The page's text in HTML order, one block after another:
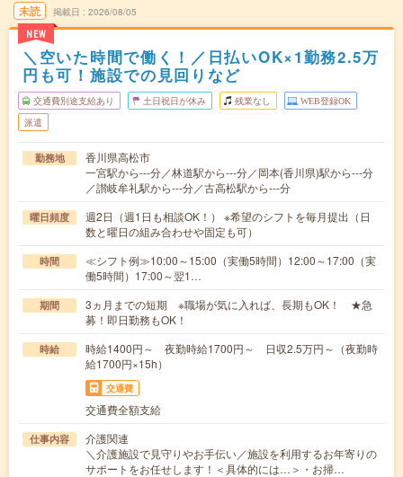
未読
NEW
掲載日 2026/08/05
＼空いた時間で働く！／日払いOK×1勤務2.5万
円も可！施設での見回りなど
交通費別途支給あり 土日祝日が休み 残業なし WEB登録OK
派遣
勤務地
香川県高松市
一宮駅から---分／林道駅から---分／岡本(香川県)駅から---分
／讃岐牟礼駅から---分／古高松駅から---分
曜日頻度
週2日（週1日も相談OK！） ※希望のシフトを毎月提出（日
数と曜日の組み合わせや固定も可）
時間
≪シフト例≫10:00～15:00（実働5時間）12:00～17:00（実
働5時間）17:00～翌1…
期間
3ヵ月までの短期 ※職場が気に入れば、長期もOK！ ★急
募！即日勤務もOK！
時給
時給1400円～ 夜勤時給1700円～ 日収2.5万円～（夜勤時
給1700円×15h）
交通費
交通費全額支給
仕事内容
介護関連
＼介護施設で見守りやお手伝い／施設を利用するお年寄りの
サポートをお任せします！＜具体的には…＞・お掃…